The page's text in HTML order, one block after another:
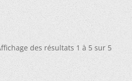
des résultats 1 à 5 sur 5